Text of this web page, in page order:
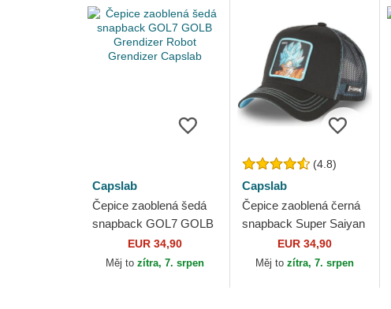
Capslab
Čepice zaoblená šedá
snapback GOL7 GOLB
Grendizer Robot
Grendizer Capslab
EUR 34,90
Měj to zítra, 7. srpen
(4.8)
Capslab
Čepice zaoblená černá
snapback Super Saiyan
Blue CAS GOK1 Son
Goku Dragon Ball
EUR 34,90
Měj to zítra, 7. srpen